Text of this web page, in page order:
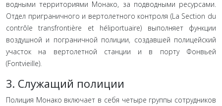
водными территориями Монако, за подводными ресурсами.
Отдел приграничного и вертолетного контроля (La Section du
contrôle transfrontière et héliportuaire) выполняет функции
воздушной и пограничной полиции, создавшей полицейский
участок на вертолетной станции и в порту Фонвьей
(Fontvieille).
3. Служащий полиции
Полиция Монако включает в себя четыре группы сотрудников